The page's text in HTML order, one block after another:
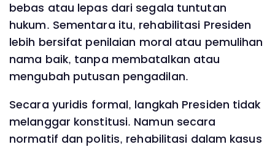
bebas atau lepas dari segala tuntutan
hukum. Sementara itu, rehabilitasi Presiden
lebih bersifat penilaian moral atau pemulihan
nama baik, tanpa membatalkan atau
mengubah putusan pengadilan.
Secara yuridis formal, langkah Presiden tidak
melanggar konstitusi. Namun secara
normatif dan politis, rehabilitasi dalam kasus